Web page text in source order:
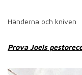
Händerna och kniven
Prova Joels